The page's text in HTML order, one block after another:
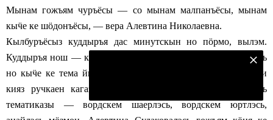
Мынам гожъям чуръёсы — со мынам малпанъёсы, мынам
кыӵе ке шӧдонъёсы, — вера Алевтина Николаевна.
Кылбуръёсыз куддыръя дас минутскын но пӧрмо, вылэм.
Куддыръя нош — кема малпаса гинэ. Малпаськымтэ шорысь
но кыӵе ке тема йыраз лыктыны быгатэ — соку кылбурчи
кияз ручкаен кагаз кутыса гожъя. Кылбуръёслэн валт
сь
тематиказы — вордскем шаерлэсь, вордскем юртлэсь,